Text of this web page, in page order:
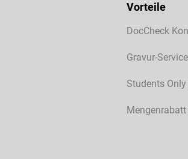
Vorteile
DocCheck
Gravur-Service
Students Only
Mengenrabatt